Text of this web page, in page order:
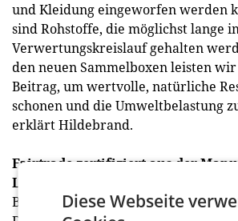
und Kleidung eingeworfen werden
sind Rohstoffe, die möglichst lange
Verwertungskreislauf gehalten
den neuen Sammelboxen leisten
Beitrag, um wertvolle, natürliche
schonen und die Umweltbelastung
erklärt Hildebrand.
Fairtrade zertifiziert aus der
Leonding
Betten Reiter ist der einzige Filialist
Diese Webseite